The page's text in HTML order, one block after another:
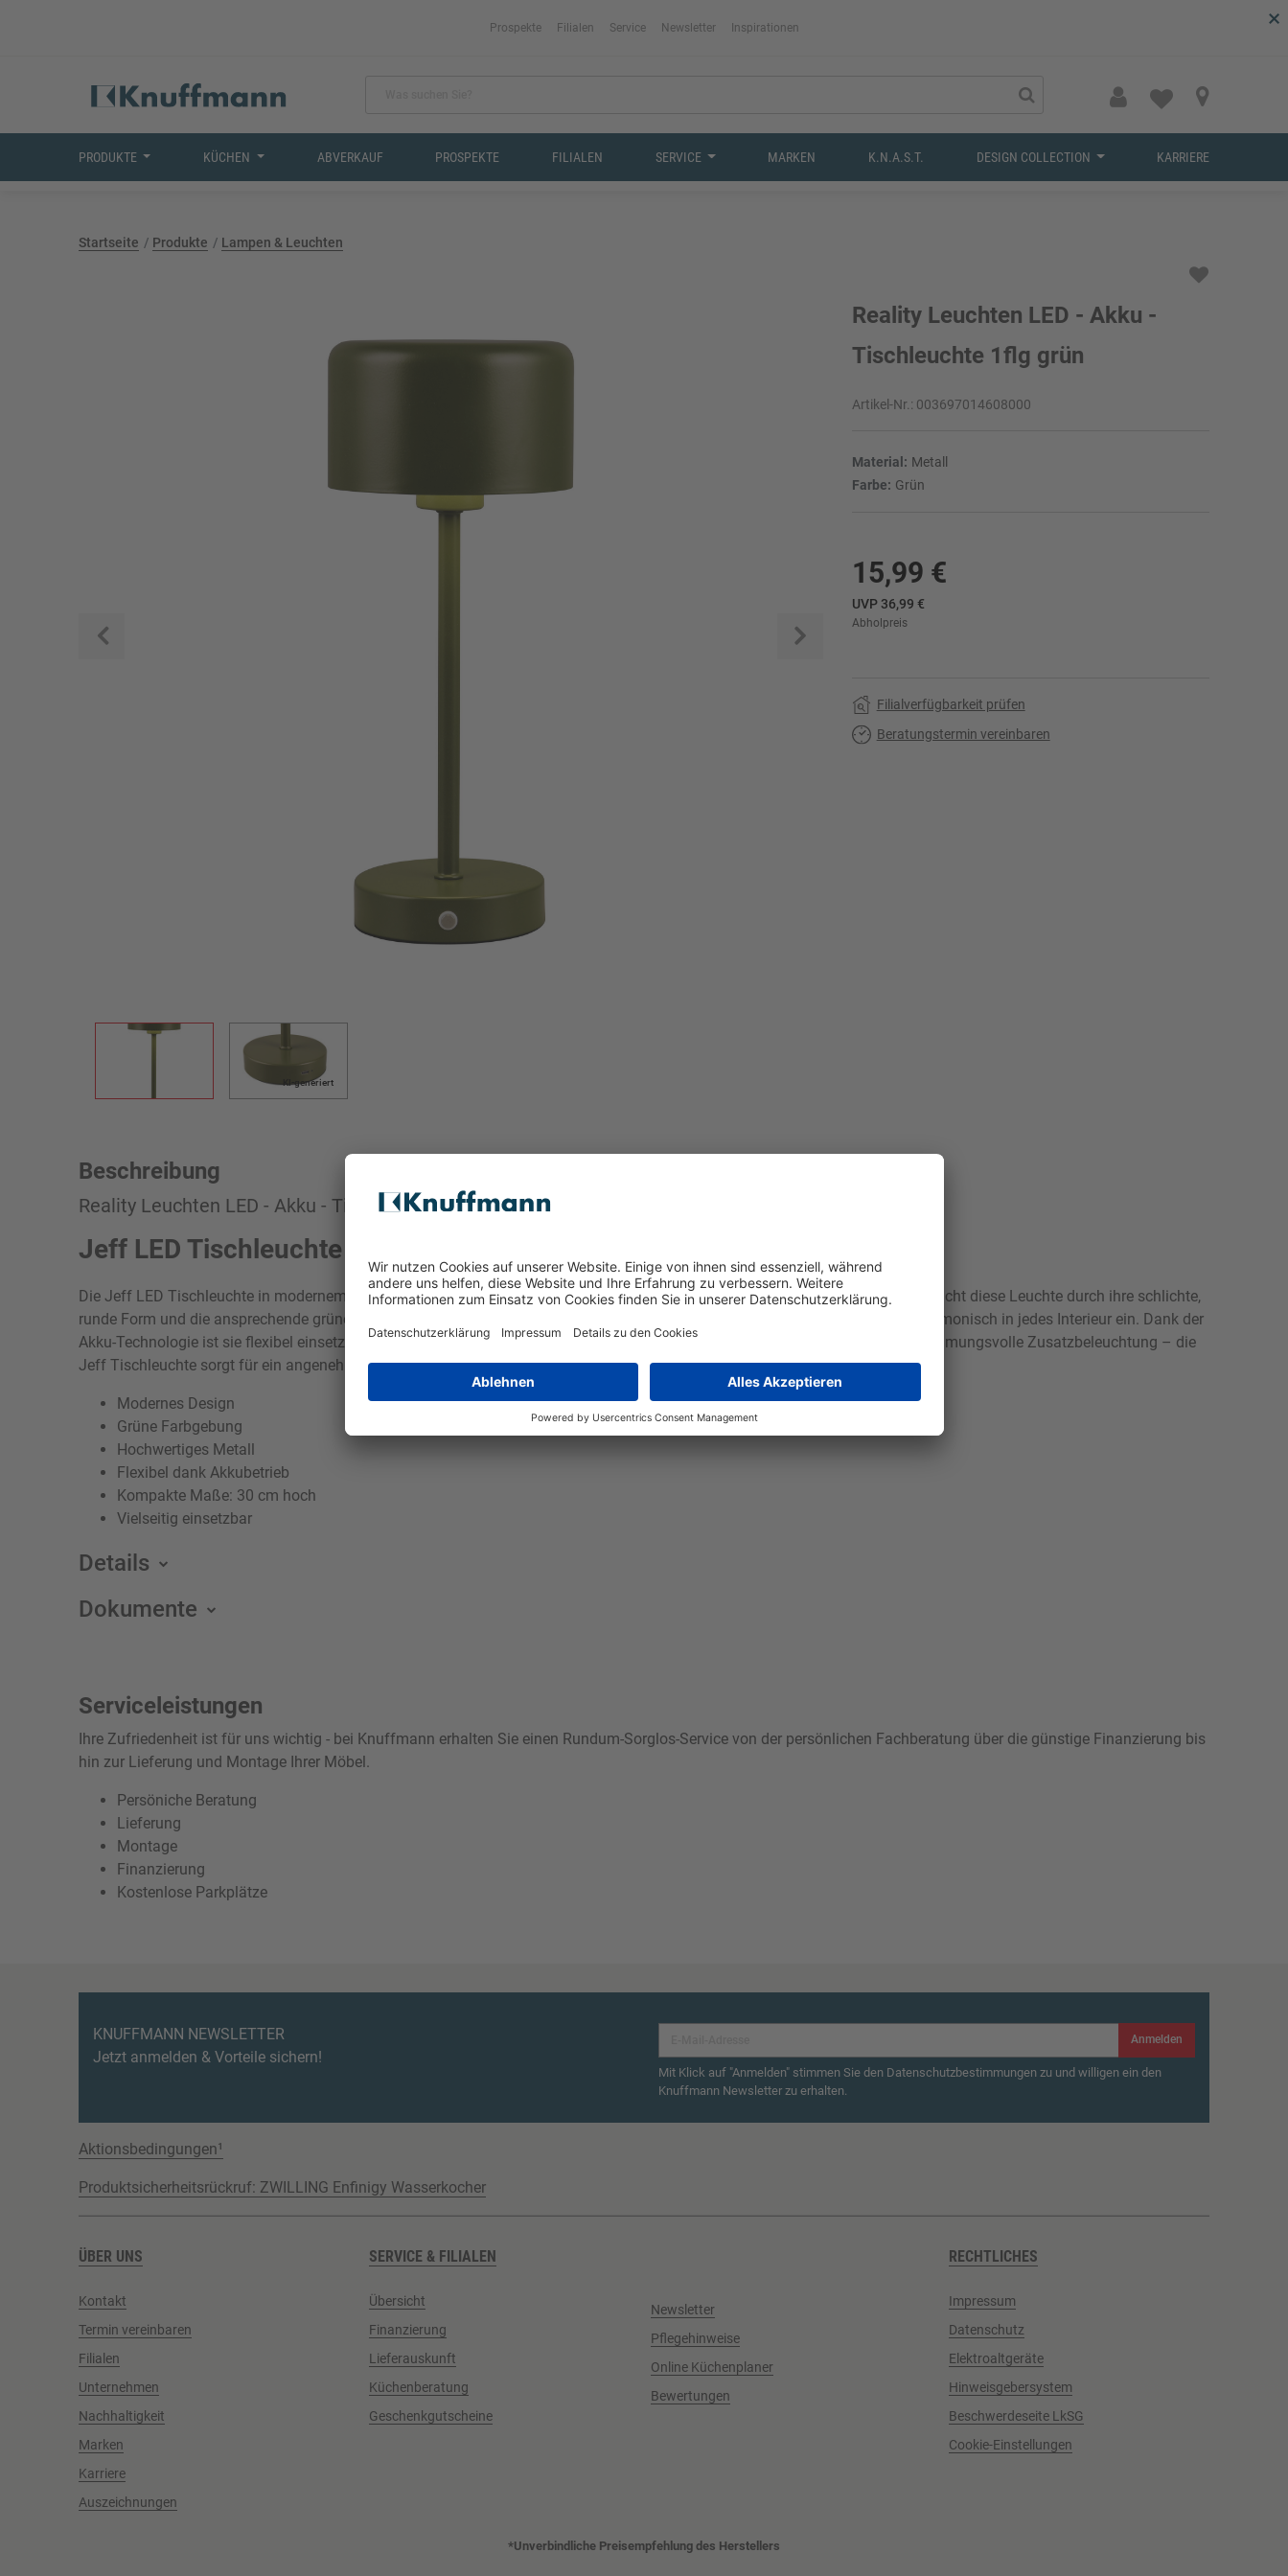
×
Prospekte Filialen Service Newsletter Inspirationen
PRODUKTE KÜCHEN ABVERKAUF PROSPEKTE FILIALEN SERVICE MARKEN K.N.A.S.T. DESIGN COLLECTION KARRIERE
Startseite Produkte Lampen & Leuchten
Zurück
KI-generiert
Reality Leuchten LED - Akku -
Tischleuchte 1flg grün
Artikel-Nr.: 003697014608000
Material: Metall
Farbe: Grün
15,99 €
UVP 36,99 €
Abholpreis
Filialverfügbarkeit prüfen
Beratungstermin vereinbaren
Beschreibung
Reality Leuchten LED - Akku - Tischleuchte 1flg grün
Jeff LED Tischleuchte grün
Die Jeff LED Tischleuchte in modernem Stil vereint elegantes Design mit Funktionalität. Gefertigt aus hochwertigem Metall, besticht diese Leuchte durch ihre schlichte,
runde Form und die ansprechende grüne Farbe. Mit einer Höhe von 30 cm und einem Durchmesser von 12,6 cm fügt sie sich harmonisch in jedes Interieur ein. Dank der
Akku-Technologie ist sie flexibel einsetzbar und bietet eine kabellose Beleuchtungslösung. Ob auf dem Schreibtisch oder als stimmungsvolle Zusatzbeleuchtung – die
Jeff Tischleuchte sorgt für ein angenehmes Lichtambiente in Ihrem Zuhause.
Modernes Design
Grüne Farbgebung
Hochwertiges Metall
Flexibel dank Akkubetrieb
Kompakte Maße: 30 cm hoch
Vielseitig einsetzbar
Details
Dokumente
Serviceleistungen
Ihre Zufriedenheit ist für uns wichtig - bei Knuffmann erhalten Sie einen Rundum-Sorglos-Service von der persönlichen Fachberatung über die günstige Finanzierung bis
hin zur Lieferung und Montage Ihrer Möbel.
Persöniche Beratung
Lieferung
Montage
Finanzierung
Kostenlose Parkplätze
KNUFFMANN NEWSLETTER
Jetzt anmelden & Vorteile sichern!
Anmelden
Mit Klick auf "Anmelden" stimmen Sie den Datenschutzbestimmungen zu und willigen ein den
Knuffmann Newsletter zu erhalten.
Aktionsbedingungen¹
Produktsicherheitsrückruf: ZWILLING Enfinigy Wasserkocher
ÜBER UNS
Kontakt
Termin vereinbaren
Filialen
Unternehmen
Nachhaltigkeit
Marken
Karriere
Auszeichnungen
SERVICE & FILIALEN
Übersicht
Finanzierung
Lieferauskunft
Küchenberatung
Geschenkgutscheine
Newsletter
Pflegehinweise
Online Küchenplaner
Bewertungen
RECHTLICHES
Impressum
Datenschutz
Elektroaltgeräte
Hinweisgebersystem
Beschwerdeseite LkSG
Cookie-Einstellungen
*Unverbindliche Preisempfehlung des Herstellers